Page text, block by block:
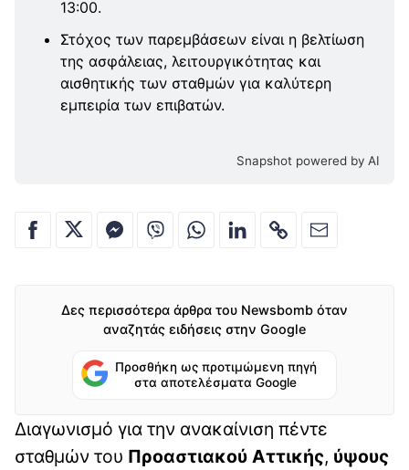
13:00.
Στόχος των παρεμβάσεων είναι η βελτίωση
της ασφάλειας, λειτουργικότητας και
αισθητικής των σταθμών για καλύτερη
εμπειρία των επιβατών.
Snapshot powered by AI
Δες περισσότερα άρθρα του Newsbomb όταν
αναζητάς ειδήσεις στην Google
Προσθήκη ως προτιμώμενη πηγή
στα αποτελέσματα Google
Διαγωνισμό για την ανακαίνιση πέντε
σταθμών του Προαστιακού Αττικής, ύψους